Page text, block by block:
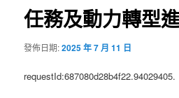
任務及動力轉型
發佈日期:2025 年 7 月 11 日
requestId:687080d28b4f22.94029405.